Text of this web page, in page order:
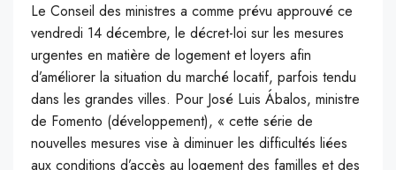
Le Conseil des ministres a comme prévu approuvé ce
vendredi 14 décembre, le décret-loi sur les mesures
urgentes en matière de logement et loyers afin
d’améliorer la situation du marché locatif, parfois tendu
dans les grandes villes. Pour José Luis Ábalos, ministre
de Fomento (développement), « cette série de
nouvelles mesures vise à diminuer les difficultés liées
aux conditions d’accès au logement des familles et des